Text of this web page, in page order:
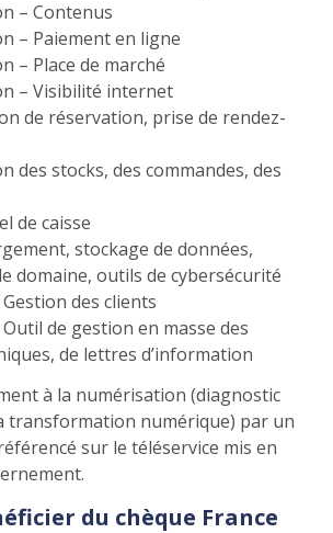
– Contenus
– Paiement en ligne
– Place de marché
– Visibilité internet
de réservation, prise de rendez-
des stocks, des commandes, des
de caisse
stockage de données,
domaine, outils de cybersécurité
des clients
de gestion en masse des
de lettres d’information
à la numérisation (diagnostic
transformation numérique) par un
sur le téléservice mis en
du chèque France